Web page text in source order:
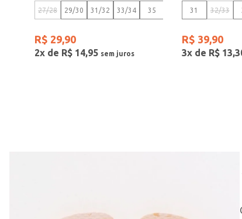
27/28 29/30 31/32 33/34 35
R$ 29,90
2x de R$ 14,95
31 32/33
R$ 39,90
3x de R$ 13,